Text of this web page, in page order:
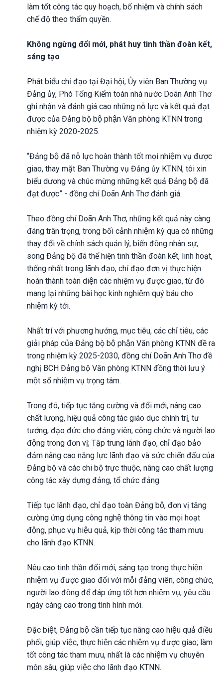
làm tốt công tác quy hoạch, bổ nhiệm và chính sách
chế độ theo thẩm quyền.
Không ngừng đổi mới, phát huy tinh thần đoàn kết,
sáng tạo
Phát biểu chỉ đạo tại Đại hội, Ủy viên Ban Thường vụ
Đảng ủy, Phó Tổng Kiểm toán nhà nước Doãn Anh Thơ
ghi nhận và đánh giá cao những nỗ lực và kết quả đạt
được của Đảng bộ bộ phận Văn phòng KTNN trong
nhiệm kỳ 2020-2025.
“Đảng bộ đã nỗ lực hoàn thành tốt mọi nhiệm vụ được
giao, thay mặt Ban Thường vụ Đảng ủy KTNN, tôi xin
biểu dương và chúc mừng những kết quả Đảng bộ đã
đạt được” - đồng chí Doãn Anh Thơ đánh giá.
Theo đồng chí Doãn Anh Thơ, những kết quả này càng
đáng trân trọng, trong bối cảnh nhiệm kỳ qua có những
thay đổi về chính sách quản lý, biến động nhân sự,
song Đảng bộ đã thể hiện tinh thần đoàn kết, linh hoạt,
thống nhất trong lãnh đạo, chỉ đạo đơn vị thực hiện
hoàn thành toàn diện các nhiệm vụ được giao, từ đó
mang lại những bài học kinh nghiệm quý báu cho
nhiệm kỳ tới.
Nhất trí với phương hướng, mục tiêu, các chỉ tiêu, các
giải pháp của Đảng bộ bộ phận Văn phòng KTNN đề ra
trong nhiệm kỳ 2025-2030, đồng chí Doãn Anh Thơ đề
nghị BCH Đảng bộ Văn phòng KTNN đồng thời lưu ý
một số nhiệm vụ trọng tâm.
Trong đó, tiếp tục tăng cường và đổi mới, nâng cao
chất lượng, hiệu quả công tác giáo dục chính trị, tư
tưởng, đạo đức cho đảng viên, công chức và người lao
động trong đơn vị; Tập trung lãnh đạo, chỉ đạo bảo
đảm nâng cao năng lực lãnh đạo và sức chiến đấu của
Đảng bộ và các chi bộ trực thuộc, nâng cao chất lượng
công tác xây dựng đảng, tổ chức đảng.
Tiếp tục lãnh đạo, chỉ đạo toàn Đảng bộ, đơn vị tăng
cường ứng dụng công nghệ thông tin vào mọi hoạt
động, phục vụ hiệu quả, kịp thời công tác tham mưu
cho lãnh đạo KTNN.
Nêu cao tinh thần đổi mới, sáng tạo trong thực hiện
nhiệm vụ được giao đối với mỗi đảng viên, công chức,
người lao động để đáp ứng tốt hơn nhiệm vụ, yêu cầu
ngày càng cao trong tình hình mới.
Đặc biệt, Đảng bộ cần tiếp tục nâng cao hiệu quả điều
phối, giúp việc, thực hiện các nhiệm vụ được giao; làm
tốt công tác tham mưu, nhất là các nhiệm vụ chuyên
môn sâu, giúp việc cho lãnh đạo KTNN.